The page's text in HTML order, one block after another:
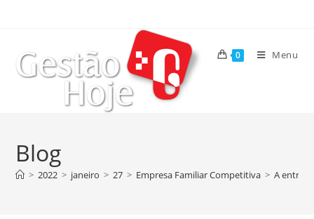
0 Menu
Blog
> 2022 > janeiro > 27 > Empresa Familiar Competitiva > A